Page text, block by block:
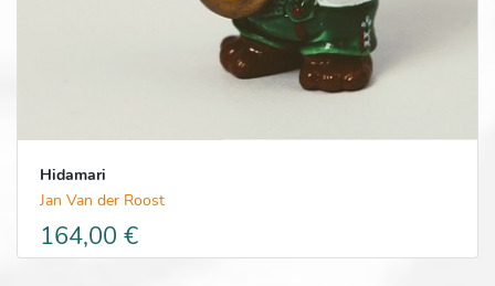
Hidamari
Jan Van der Roost
164,00 €